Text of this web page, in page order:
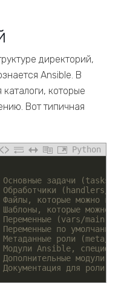
директорий,
Ansible. В
которые
Вот типичная
Python
Основные задачи (tasks/
Обработчики (handlers/
которые можно
Шаблоны, которые можно
Переменные (vars/
Переменные по
Метаданные роли (meta/
Модули Ansible,
модули
для роли